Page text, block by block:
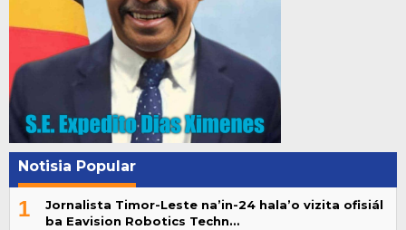
Notisia Popular
1
Jornalista Timor-Leste na’in-24 hala’o vizita ofisiál
ba Eavision Robotics Techn…